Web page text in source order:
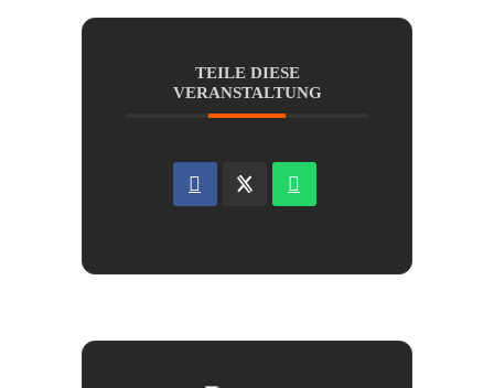
TEILE DIESE
VERANSTALTUNG